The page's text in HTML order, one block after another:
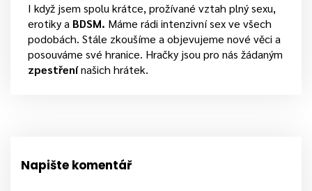
I když jsem spolu krátce, prožívané vztah plný sexu,
erotiky a BDSM. Máme rádi intenzivní sex ve všech
podobách. Stále zkoušíme a objevujeme nové věci a
posouváme své hranice. Hračky jsou pro nás žádaným
zpestřenínašich hrátek.
Napište komentář